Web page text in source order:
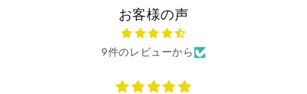
お客様の声
9件のレビューから